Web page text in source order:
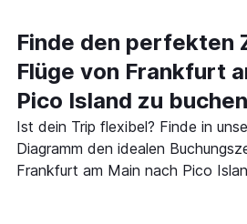
Finde den perfekten
Flüge von Frankfurt
Pico Island zu buchen
Ist dein Trip flexibel? Finde in
Diagramm den idealen
Frankfurt am Main nach Pico